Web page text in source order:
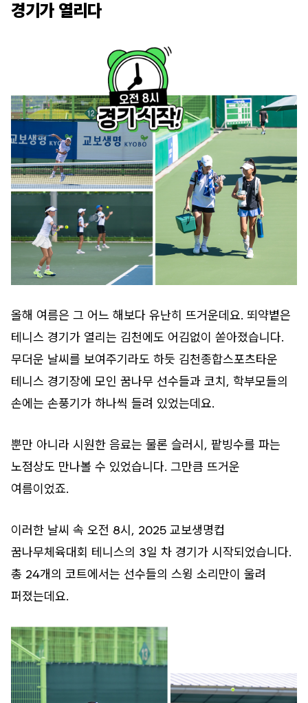
경기가 열리다
올해 여름은 그 어느 해보다 유난히 뜨거운데요. 뙤약볕은
테니스 경기가 열리는 김천에도 어김없이 쏟아졌습니다.
무더운 날씨를 보여주기라도 하듯 김천종합스포츠타운
테니스 경기장에 모인 꿈나무 선수들과 코치, 학부모들의
손에는 손풍기가 하나씩 들려 있었는데요.
뿐만 아니라 시원한 음료는 물론 슬러시, 팥빙수를 파는
노점상도 만나볼 수 있었습니다. 그만큼 뜨거운
여름이었죠.
이러한 날씨 속 오전 8시, 2025 교보생명컵
꿈나무체육대회 테니스의 3일 차 경기가 시작되었습니다.
총 24개의 코트에서는 선수들의 스윙 소리만이 울려
퍼졌는데요.